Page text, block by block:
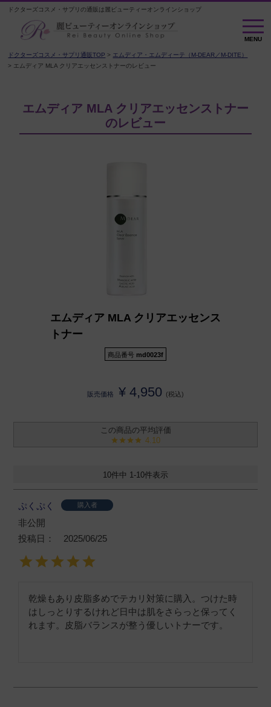
ドクターズコスメ・サプリの通販は麗ビューティーオンラインショップ
M
E
N
MENU
ドクターズコスメ・サプリ通販TOP
エムディア・エムディーテ（M-DEAR／M-DITE）
エムディア MLA クリアエッセンストナーのレビュー
エムディア MLA クリアエッセンストナー
のレビュー
エムディア MLA クリアエッセンス
トナー
商品番号 md0023f
販売価格 ¥ 4,950 税込
4.10
10件中 1-10件表示
ぷくぷく 購入者
非公開
投稿日
2025/06/25
乾燥もあり皮脂多めでテカリ対策に購入。つけた時
はしっとりするけれど日中は肌をさらっと保ってく
れます。皮脂バランスが整う優しいトナーです。